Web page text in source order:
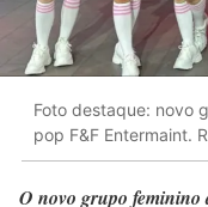
Foto destaque: novo
pop F&F Entermaint.
O novo grupo feminino